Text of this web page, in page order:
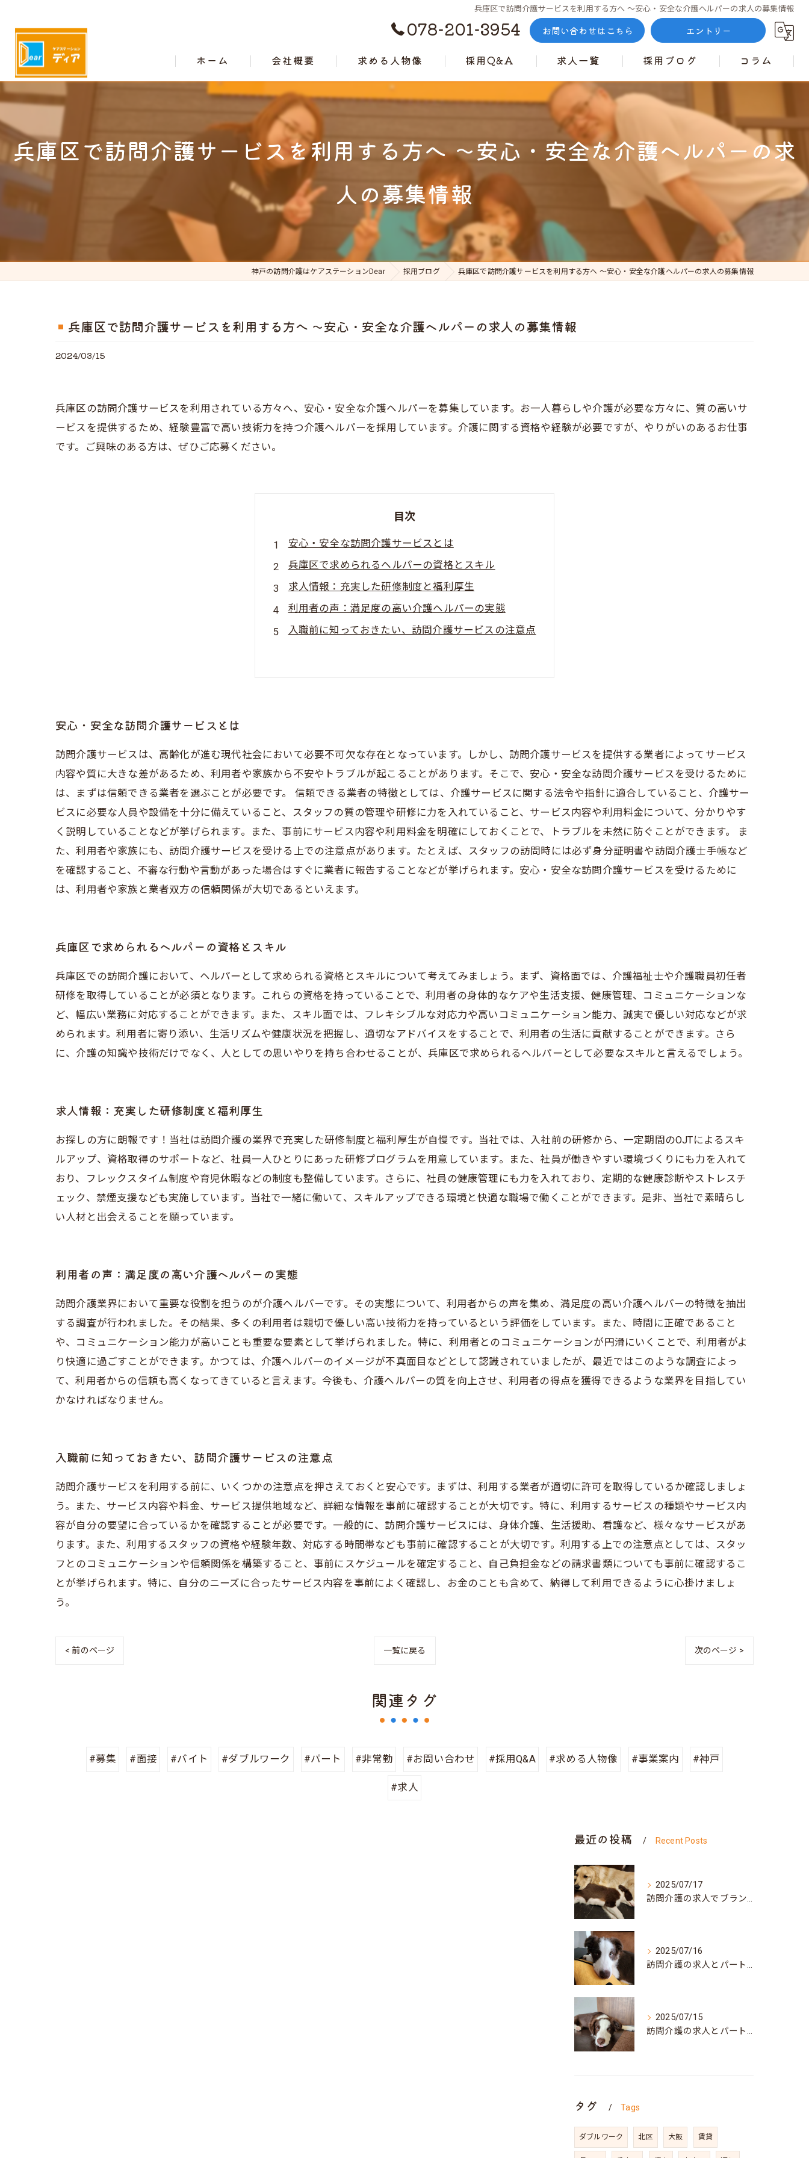
兵庫区で訪問介護サービスを利用する方へ ～安心・安全な介護ヘルパーの求人の募集情報
078-201-3954 お問い合わせはこちら エントリー
ホーム 会社概要
代表挨拶
ビジョン
事業案内
求める人物像 採用Q&A 求人一覧 採用ブログ コラム
兵庫区で訪問介護サービスを利用する方へ ～安心・安全な介護ヘルパーの求
人の募集情報
神戸の訪問介護はケアステーションDear 採用ブログ 兵庫区で訪問介護サービスを利用する方へ ～安心・安全な介護ヘルパーの求人の募集情報
兵庫区で訪問介護サービスを利用する方へ ～安心・安全な介護ヘルパーの求人の募集情報
2024/03/15
兵庫区の訪問介護サービスを利用されている方々へ、安心・安全な介護ヘルパーを募集しています。お一人暮らしや介護が必要な方々に、質の高いサ
ービスを提供するため、経験豊富で高い技術力を持つ介護ヘルパーを採用しています。介護に関する資格や経験が必要ですが、やりがいのあるお仕事
です。ご興味のある方は、ぜひご応募ください。
目次
安心・安全な訪問介護サービスとは
兵庫区で求められるヘルパーの資格とスキル
求人情報：充実した研修制度と福利厚生
利用者の声：満足度の高い介護ヘルパーの実態
入職前に知っておきたい、訪問介護サービスの注意点
安心・安全な訪問介護サービスとは
訪問介護サービスは、高齢化が進む現代社会において必要不可欠な存在となっています。しかし、訪問介護サービスを提供する業者によってサービス
内容や質に大きな差があるため、利用者や家族から不安やトラブルが起こることがあります。そこで、安心・安全な訪問介護サービスを受けるために
は、まずは信頼できる業者を選ぶことが必要です。 信頼できる業者の特徴としては、介護サービスに関する法令や指針に適合していること、介護サー
ビスに必要な人員や設備を十分に備えていること、スタッフの質の管理や研修に力を入れていること、サービス内容や利用料金について、分かりやす
く説明していることなどが挙げられます。また、事前にサービス内容や利用料金を明確にしておくことで、トラブルを未然に防ぐことができます。 ま
た、利用者や家族にも、訪問介護サービスを受ける上での注意点があります。たとえば、スタッフの訪問時には必ず身分証明書や訪問介護士手帳など
を確認すること、不審な行動や言動があった場合はすぐに業者に報告することなどが挙げられます。安心・安全な訪問介護サービスを受けるために
は、利用者や家族と業者双方の信頼関係が大切であるといえます。
兵庫区で求められるヘルパーの資格とスキル
兵庫区での訪問介護において、ヘルパーとして求められる資格とスキルについて考えてみましょう。まず、資格面では、介護福祉士や介護職員初任者
研修を取得していることが必須となります。これらの資格を持っていることで、利用者の身体的なケアや生活支援、健康管理、コミュニケーションな
ど、幅広い業務に対応することができます。また、スキル面では、フレキシブルな対応力や高いコミュニケーション能力、誠実で優しい対応などが求
められます。利用者に寄り添い、生活リズムや健康状況を把握し、適切なアドバイスをすることで、利用者の生活に貢献することができます。さら
に、介護の知識や技術だけでなく、人としての思いやりを持ち合わせることが、兵庫区で求められるヘルパーとして必要なスキルと言えるでしょう。
求人情報：充実した研修制度と福利厚生
お探しの方に朗報です！当社は訪問介護の業界で充実した研修制度と福利厚生が自慢です。当社では、入社前の研修から、一定期間のOJTによるスキ
ルアップ、資格取得のサポートなど、社員一人ひとりにあった研修プログラムを用意しています。また、社員が働きやすい環境づくりにも力を入れて
おり、フレックスタイム制度や育児休暇などの制度も整備しています。さらに、社員の健康管理にも力を入れており、定期的な健康診断やストレスチ
ェック、禁煙支援なども実施しています。当社で一緒に働いて、スキルアップできる環境と快適な職場で働くことができます。是非、当社で素晴らし
い人材と出会えることを願っています。
利用者の声：満足度の高い介護ヘルパーの実態
訪問介護業界において重要な役割を担うのが介護ヘルパーです。その実態について、利用者からの声を集め、満足度の高い介護ヘルパーの特徴を抽出
する調査が行われました。その結果、多くの利用者は親切で優しい高い技術力を持っているという評価をしています。また、時間に正確であること
や、コミュニケーション能力が高いことも重要な要素として挙げられました。特に、利用者とのコミュニケーションが円滑にいくことで、利用者がよ
り快適に過ごすことができます。かつては、介護ヘルパーのイメージが不真面目などとして認識されていましたが、最近ではこのような調査によっ
て、利用者からの信頼も高くなってきていると言えます。今後も、介護ヘルパーの質を向上させ、利用者の得点を獲得できるような業界を目指してい
かなければなりません。
入職前に知っておきたい、訪問介護サービスの注意点
訪問介護サービスを利用する前に、いくつかの注意点を押さえておくと安心です。まずは、利用する業者が適切に許可を取得しているか確認しましょ
う。また、サービス内容や料金、サービス提供地域など、詳細な情報を事前に確認することが大切です。特に、利用するサービスの種類やサービス内
容が自分の要望に合っているかを確認することが必要です。一般的に、訪問介護サービスには、身体介護、生活援助、看護など、様々なサービスがあ
ります。また、利用するスタッフの資格や経験年数、対応する時間帯なども事前に確認することが大切です。利用する上での注意点としては、スタッ
フとのコミュニケーションや信頼関係を構築すること、事前にスケジュールを確定すること、自己負担金などの請求書類についても事前に確認するこ
とが挙げられます。特に、自分のニーズに合ったサービス内容を事前によく確認し、お金のことも含めて、納得して利用できるように心掛けましょ
う。
< 前のページ 一覧に戻る 次のページ >
関連タグ
#募集 #面接 #バイト #ダブルワーク #パート #非常勤 #お問い合わせ #採用Q&A #求める人物像 #事業案内 #神戸
#求人
最近の投稿 Recent Posts
2025/07/17
訪問介護の求人でブランク可な働き方と兵庫県神戸市北区で自分らしく再スタートするポイント
2025/07/16
訪問介護の求人とパート募集で叶う自分らしい働き方兵庫県神戸市須磨区ガイド
2025/07/15
訪問介護の求人とパート募集を兵庫県神戸市須磨区で探すポイントと働き方の魅力
タグ Tags
ダブルワーク 北区 大阪 賃貸